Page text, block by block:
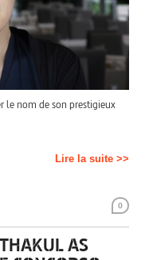
le nom de son prestigieux
Lire la suite >>
0
AS